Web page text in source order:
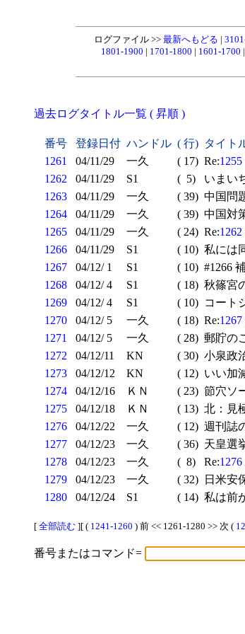
ログファイル >> 最新へもどる |
1801-1900 | 1701-1800 | 1601-1700 |
過去ログタイトル一覧 ( 昇順 )
番号 登録日付 ハンドル ( 行) タイト
1261
04/11/29 一久 ( 17) Re:1255
1262
04/11/29 S1 ( 5) いまい
1263
04/11/29 一久 ( 39) 中国問
1264
04/11/29 一久 ( 39) 中国対
1265
04/11/29 一久 ( 24) Re:1262
1266
04/11/29 S1 ( 10) 私には
1267
04/12/ 1 S1 ( 10) #1266
1268
04/12/ 4 S1 ( 18) 秋篠宮
1269
04/12/ 4 S1 ( 10) コート
1270
04/12/ 5 一久 ( 18) Re:1267
1271
04/12/ 5 一久 ( 28) 郵貯の
1272
04/12/11 KN ( 30) 小泉政
1273
04/12/12 KN ( 12) いい加
1274
04/12/16 ＫＮ ( 23) 節穴ソ
1275
04/12/18 ＫＮ ( 13) 北：見
1276
04/12/22 一久 ( 12) 週刊誌
1277
04/12/23 一久 ( 36) 天皇選
1278
04/12/23 一久 ( 8) Re:1276
1279
04/12/23 一久 ( 32)
日米安
1280
04/12/24 S1 ( 14) 私は前
[ 全部読む ][ ( 1241-1260 ) 前 << 1261-1280 >> 次 (
番号またはコマンド=